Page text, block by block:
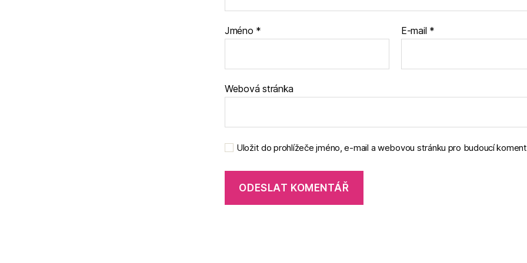
Jméno * E-mail *
Webová stránka
Uložit do prohlížeče jméno, e-mail a webovou stránku pro budoucí